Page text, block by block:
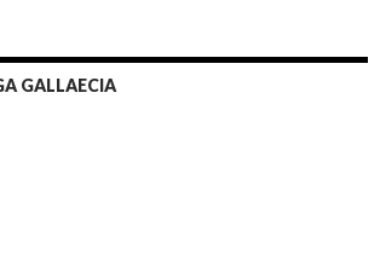
GALLAECIA